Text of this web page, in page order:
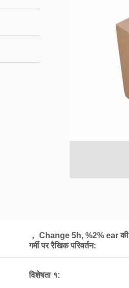
， Change 5h, %2% ear की
गर्मी पर रैखिक परिवर्तन:
विशेषता १: